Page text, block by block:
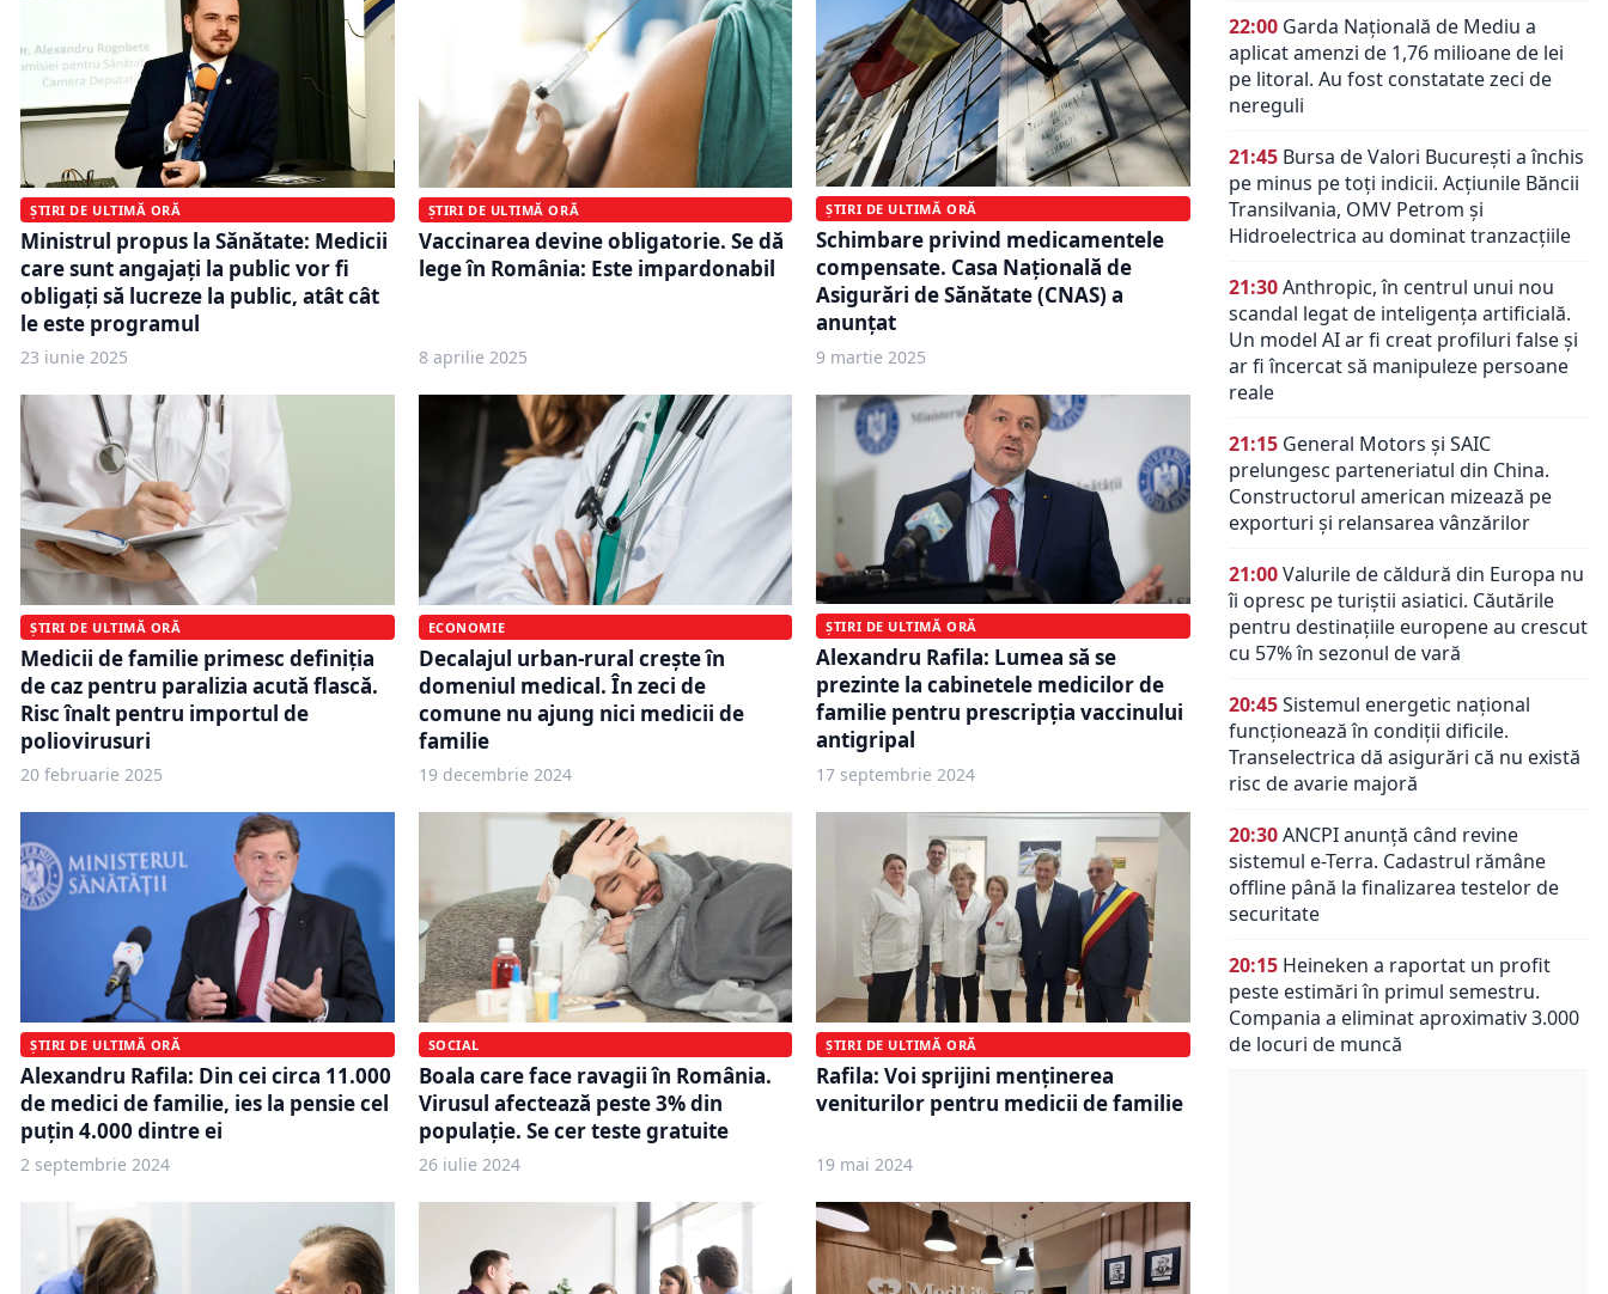
ȘTIRI DE ULTIMĂ ORĂ
Ministrul propus la Sănătate: Medicii
care sunt angajaţi la public vor fi
obligaţi să lucreze la public, atât cât
le este programul
23 iunie 2025
ȘTIRI DE ULTIMĂ ORĂ
Vaccinarea devine obligatorie. Se dă
lege în România: Este impardonabil
8 aprilie 2025
ȘTIRI DE ULTIMĂ ORĂ
Schimbare privind medicamentele
compensate. Casa Națională de
Asigurări de Sănătate (CNAS) a
anunțat
9 martie 2025
ȘTIRI DE ULTIMĂ ORĂ
Medicii de familie primesc definiția
de caz pentru paralizia acută flască.
Risc înalt pentru importul de
poliovirusuri
20 februarie 2025
ECONOMIE
Decalajul urban-rural crește în
domeniul medical. În zeci de
comune nu ajung nici medicii de
familie
19 decembrie 2024
ȘTIRI DE ULTIMĂ ORĂ
Alexandru Rafila: Lumea să se
prezinte la cabinetele medicilor de
familie pentru prescripţia vaccinului
antigripal
17 septembrie 2024
ȘTIRI DE ULTIMĂ ORĂ
Alexandru Rafila: Din cei circa 11.000
de medici de familie, ies la pensie cel
puţin 4.000 dintre ei
2 septembrie 2024
SOCIAL
Boala care face ravagii în România.
Virusul afectează peste 3% din
populație. Se cer teste gratuite
26 iulie 2024
ȘTIRI DE ULTIMĂ ORĂ
Rafila: Voi sprijini menţinerea
veniturilor pentru medicii de familie
19 mai 2024
22:00 Garda Națională de Mediu a
aplicat amenzi de 1,76 milioane de lei
pe litoral. Au fost constatate zeci de
nereguli
21:45 Bursa de Valori București a închis
pe minus pe toți indicii. Acțiunile Băncii
Transilvania, OMV Petrom și
Hidroelectrica au dominat tranzacțiile
21:30Anthropic, în centrul unui nou
scandal legat de inteligența artificială.
Un model AI ar fi creat profiluri false și
ar fi încercat să manipuleze persoane
reale
21:15 General Motors și SAIC
prelungesc parteneriatul din China.
Constructorul american mizează pe
exporturi și relansarea vânzărilor
21:00Valurile de căldură din Europa nu
îi opresc pe turiștii asiatici. Căutările
pentru destinațiile europene au crescut
cu 57% în sezonul de vară
20:45Sistemul energetic național
funcționează în condiții dificile.
Transelectrica dă asigurări că nu există
risc de avarie majoră
20:30ANCPI anunță când revine
sistemul e-Terra. Cadastrul rămâne
offline până la finalizarea testelor de
securitate
20:15 Heineken a raportat un profit
peste estimări în primul semestru.
Compania a eliminat aproximativ 3.000
de locuri de muncă